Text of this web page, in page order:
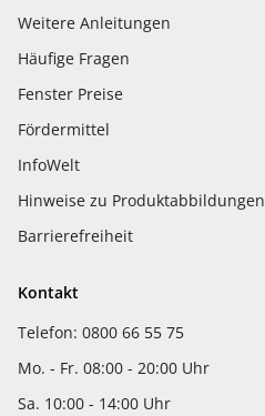
Weitere Anleitungen
Häufige Fragen
Fenster Preise
Fördermittel
InfoWelt
Hinweise zu Produktabbildungen
Barrierefreiheit
Kontakt
Telefon: 0800 66 55 75
Mo. - Fr. 08:00 - 20:00 Uhr
Sa. 10:00 - 14:00 Uhr